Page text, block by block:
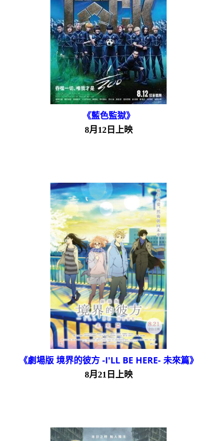
《藍色監獄》
8月12日上映
《劇場版 境界的彼方 -I'LL BE HERE- 未來篇》
8月21日上映